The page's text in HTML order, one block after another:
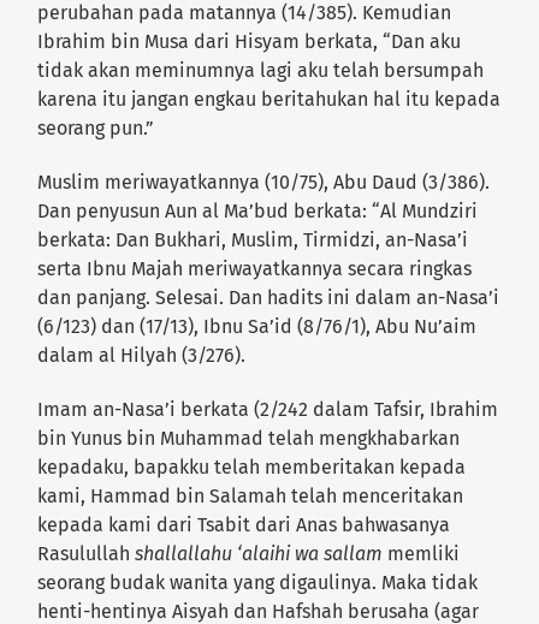
perubahan pada matannya (14/385). Kemudian
Ibrahim bin Musa dari Hisyam berkata, “Dan aku
tidak akan meminumnya lagi aku telah bersumpah
karena itu jangan engkau beritahukan hal itu kepada
seorang pun.”
Muslim meriwayatkannya (10/75), Abu Daud (3/386).
Dan penyusun Aun al Ma’bud berkata: “Al Mundziri
berkata: Dan Bukhari, Muslim, Tirmidzi, an-Nasa’i
serta Ibnu Majah meriwayatkannya secara ringkas
dan panjang. Selesai. Dan hadits ini dalam an-Nasa’i
(6/123) dan (17/13), Ibnu Sa’id (8/76/1), Abu Nu’aim
dalam al Hilyah (3/276).
Imam an-Nasa’i berkata (2/242 dalam Tafsir, Ibrahim
bin Yunus bin Muhammad telah mengkhabarkan
kepadaku, bapakku telah memberitakan kepada
kami, Hammad bin Salamah telah menceritakan
kepada kami dari Tsabit dari Anas bahwasanya
Rasulullahshallallahu ‘alaihi wa sallam memliki
seorang budak wanita yang digaulinya. Maka tidak
henti-hentinya Aisyah dan Hafshah berusaha (agar